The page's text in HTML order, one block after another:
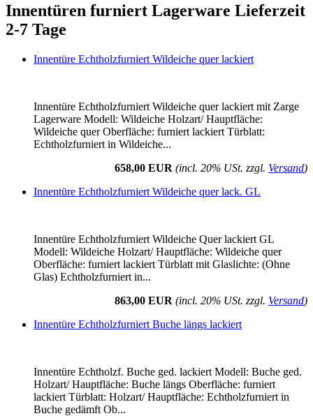
Innentüren furniert Lagerware Lieferzeit
2-7 Tage
Innentüre Echtholzfurniert Wildeiche quer lackiert
Innentüre Echtholzfurniert Wildeiche quer lackiert mit Zarge
Lagerware Modell: Wildeiche Holzart/ Hauptfläche:
Wildeiche quer Oberfläche: furniert lackiert Türblatt:
Echtholzfurniert in Wildeiche...
658,00 EUR (incl. 20% USt. zzgl. Versand)
Innentüre Echtholzfurniert Wildeiche quer lack. GL
Innentüre Echtholzfurniert Wildeiche Quer lackiert GL
Modell: Wildeiche Holzart/ Hauptfläche: Wildeiche quer
Oberfläche: furniert lackiert Türblatt mit Glaslichte: (Ohne
Glas) Echtholzfurniert in...
863,00 EUR (incl. 20% USt. zzgl. Versand)
Innentüre Echtholzfurniert Buche längs lackiert
Innentüre Echtholzf. Buche ged. lackiert Modell: Buche ged.
Holzart/ Hauptfläche: Buche längs Oberfläche: furniert
lackiert Türblatt: Holzart/ Hauptfläche: Echtholzfurniert in
Buche gedämft Ob...